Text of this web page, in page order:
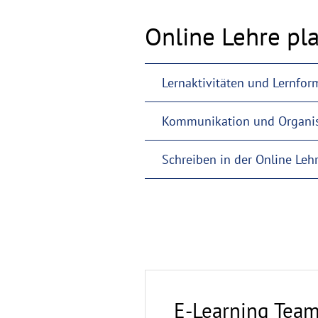
Online Lehre
Lernaktivitäten und
Kommunikation und
Schreiben in der Online
E-Learning Team